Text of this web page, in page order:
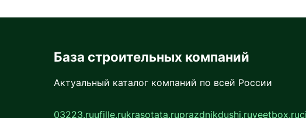
База строительных компаний
Актуальный каталог компаний по всей России
03223.ruufille.rukrasotata.ruprazdnikdushi.ruveetbox.ru